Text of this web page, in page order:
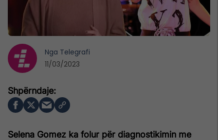
Selena Gomez ka folur për diagnostikimin me
Nga Telegrafi
11/03/2023